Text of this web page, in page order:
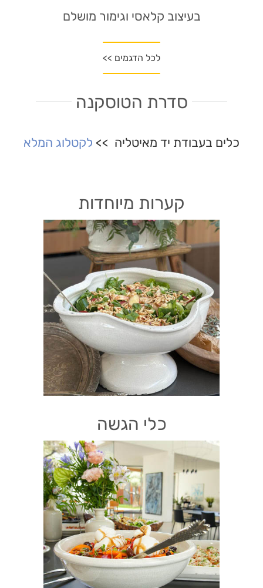
בעיצוב קלאסי וגימור מושלם
לכל הדגמים >>
סדרת הטוסקנה
כלים בעבודת יד מאיטליה >> לקטלוג המלא
קערות מיוחדות
כלי הגשה